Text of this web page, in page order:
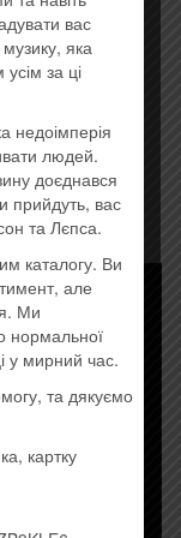
вас
яка
за ці
недоімперія
людей.
доєднався
прийдуть, вас
та Лєпса.
каталогу. Ви
але
Ми
нормальної
у мирний час.
та дякуємо
картку